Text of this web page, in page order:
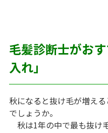
毛髪診断士がお
入れ」
秋になると抜け毛が増え
でしょうか。
秋は1年の中で最も抜け